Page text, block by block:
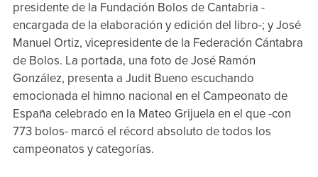
presidente de la Fundación Bolos de Cantabria -
encargada de la elaboración y edición del libro-; y José
Manuel Ortiz, vicepresidente de la Federación Cántabra
de Bolos. La portada, una foto de José Ramón
González, presenta a Judit Bueno escuchando
emocionada el himno nacional en el Campeonato de
España celebrado en la Mateo Grijuela en el que -con
773 bolos- marcó el récord absoluto de todos los
campeonatos y categorías.